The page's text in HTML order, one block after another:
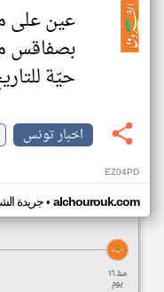
عين على
بصفاقس
حيّة
اخبار تونس
EZ04PD
جريدة• alchourouk.com
منذ ١٦
يوم